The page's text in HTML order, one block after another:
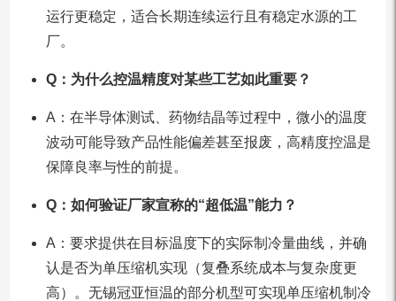
运行更稳定，适合长期连续运行且有稳定水源的工
厂。
Q：为什么控温精度对某些工艺如此重要？
A：在半导体测试、药物结晶等过程中，微小的温度
波动可能导致产品性能偏差甚至报废，高精度控温是
保障良率与性的前提。
Q：如何验证厂家宣称的“超低温”能力？
A：要求提供在目标温度下的实际制冷量曲线，并确
认是否为单压缩机实现（复叠系统成本与复杂度更
高）。无锡冠亚恒温的部分机型可实现单压缩机制冷